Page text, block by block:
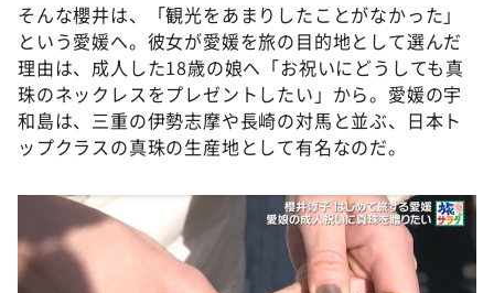
そんな櫻井は、「観光をあまりしたことがなかった」
という愛媛へ。彼女が愛媛を旅の目的地として選んだ
理由は、成人した18歳の娘へ「お祝いにどうしても真
珠のネックレスをプレゼントしたい」から。愛媛の宇
和島は、三重の伊勢志摩や長崎の対馬と並ぶ、日本ト
ップクラスの真珠の生産地として有名なのだ。